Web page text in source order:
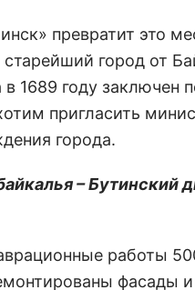
превратит это
город от
1689 году заключен
пригласить
города.
– Бутинский
работы
фасады